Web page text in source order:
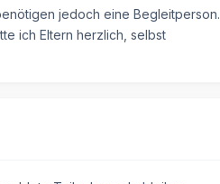
umsetzen möchtest, ist das
von 10–20 CHF anfallen.
jedoch eine Begleitperson.
ich Eltern herzlich, selbst